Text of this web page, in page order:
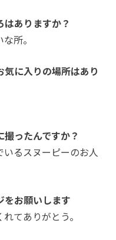
ありますか？
所。
に入りの場所はあり
ったんですか？
るスヌーピーのお人
お願いします
てありがとう。